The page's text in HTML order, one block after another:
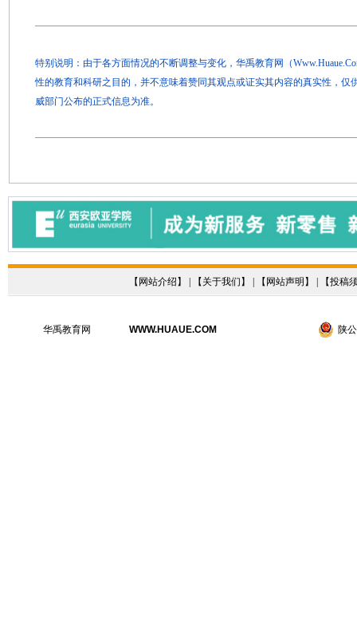
特别说明：由于各方面情况的不断调整与变化，华禹教育网（
性的教育和科研之目的，并不意味着赞同其观点或证实其内容的真实性，仅
威部门公布的正式信息为准。
【 网站介绍 】 | 【 关于我们 】 | 【 网站声明 】 | 【投稿
华禹教育网 WWW.HUAUE.COM 陕